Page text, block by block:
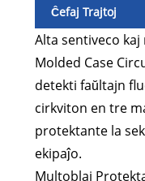
Ĉefaj Trajtoj
Alta sentiveco
Molded Case
detekti faŭltajn
cirkviton en tre
protektante la
ekipaĵo.
Multoblaj